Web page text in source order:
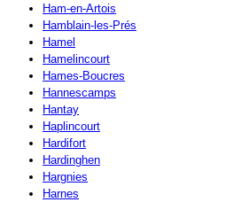
Ham-en-Artois
Hamblain-les-Prés
Hamel
Hamelincourt
Hames-Boucres
Hannescamps
Hantay
Haplincourt
Hardifort
Hardinghen
Hargnies
Harnes